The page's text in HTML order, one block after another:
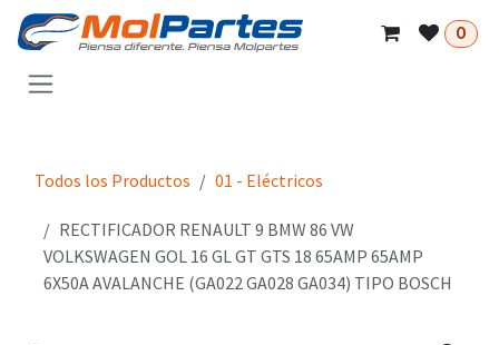
Ir al contenido
0
Todos los Productos 01 - Eléctricos
RECTIFICADOR RENAULT 9 BMW 86 VW
VOLKSWAGEN GOL 16 GL GT GTS 18 65AMP 65AMP
6X50A AVALANCHE (GA022 GA028 GA034) TIPO BOSCH